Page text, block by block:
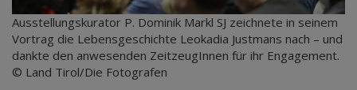
Ausstellungskurator P. Dominik Markl SJ zeichnete in seinem
Vortrag die Lebensgeschichte Leokadia Justmans nach – und
dankte den anwesenden ZeitzeugInnen für ihr Engagement.
© Land Tirol/Die Fotografen